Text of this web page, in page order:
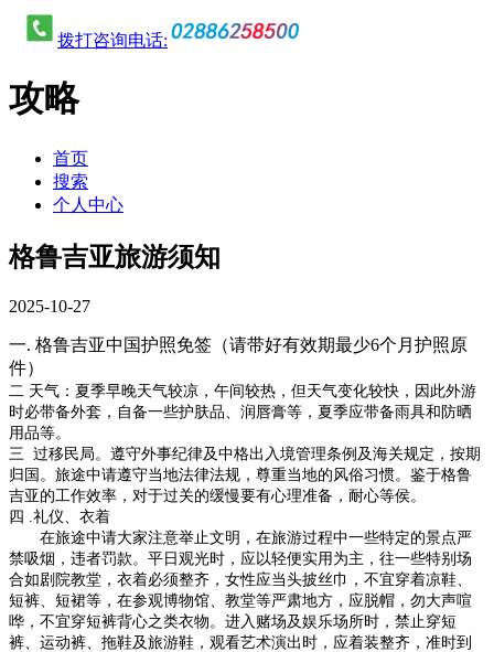
拨打咨询电话:
攻略
首页
搜索
个人中心
格鲁吉亚旅游须知
2025-10-27
一. 格鲁吉亚中国护照免签 （请带好有效期最少6个月护照原
件）
​二 天气：夏季早晚天气较凉，午间较热，但天气变化较快，因此外游
时必带备外套，自备一些护肤品、润唇膏等，夏季应带备雨具和防晒
用品等。
三 过移民局 。 遵守外事纪律及中格出入境管理条例及海关规定，按期
归国。旅途中请遵守当地法律法规，尊重当地的风俗习惯。鉴于格鲁
吉亚的工作效率，对于过关的缓慢要有心理准备，耐心等侯。
四 .礼仪、衣着
在旅途中请大家注意举止文明，在旅游过程中一些特定的景点严
禁吸烟，违者罚款。平日观光时，应以轻便实用为主，往一些特别场
合如剧院教堂，衣着必须整齐，女性应当头披丝巾，不宜穿着凉鞋、
短裤、短裙等，在参观博物馆、教堂等严肃地方，应脱帽，勿大声喧
哗，不宜穿短裤背心之类衣物。进入赌场及娱乐场所时，禁止穿短
裤、运动裤、拖鞋及旅游鞋，观看艺术演出时，应着装整齐，准时到